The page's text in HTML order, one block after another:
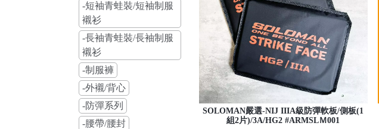
-短袖青蛙裝/短袖制服
襯衫
-長袖青蛙裝/長袖制服
襯衫
-制服褲
-外襯/背心
-防彈系列
-腰帶/腰封
SOLOMAN嚴選-NIJ IIIA級防彈軟板/側板(1
組2片)/3A/HG2 #ARMSLＭ001